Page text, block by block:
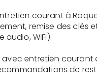
courant à
remise des clés
WiFi).
entretien
de